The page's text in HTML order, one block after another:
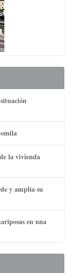
la vivienda
y amplía su
en una